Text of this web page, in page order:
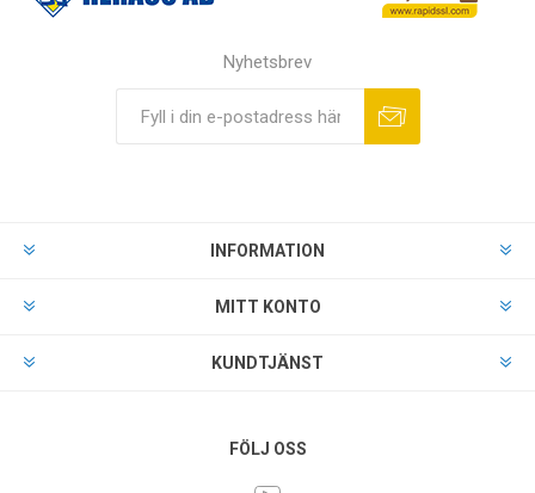
Nyhetsbrev
INFORMATION
MITT KONTO
KUNDTJÄNST
FÖLJ OSS